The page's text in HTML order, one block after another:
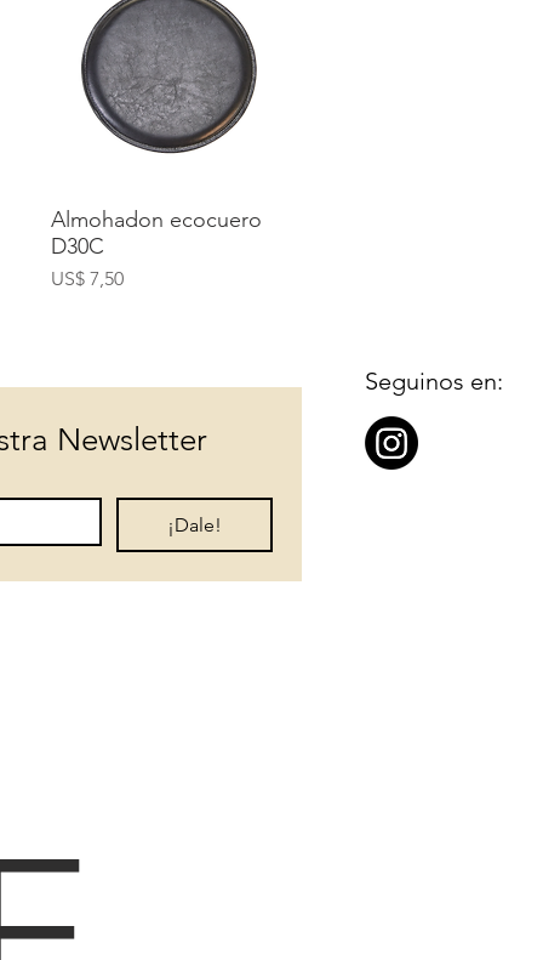
Almohadon ecocuero
D30C
Precio
US$ 7,50
Newsletter
¡Dale!
Seguinos en: